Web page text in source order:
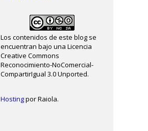
Los contenidos de este blog se
encuentran bajo una Licencia
Creative Commons
Reconocimiento-NoComercial-
CompartirIgual 3.0 Unported.
Hostingpor Raiola.